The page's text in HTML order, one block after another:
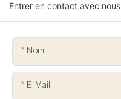
Entrer en contact avec nous
Nom
E-Mail